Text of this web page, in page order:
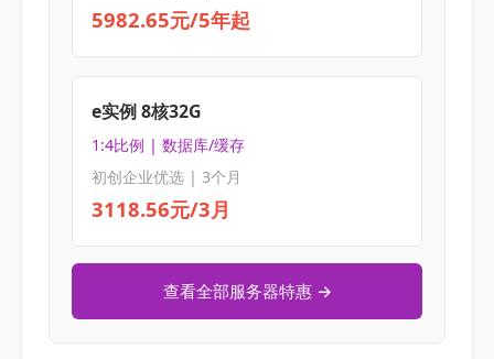
5982.65元/5年起
e实例 8核32G
1:4比例 | 数据库/缓存
初创企业优选 | 3个月
3118.56元/3月
查看全部服务器特惠 →